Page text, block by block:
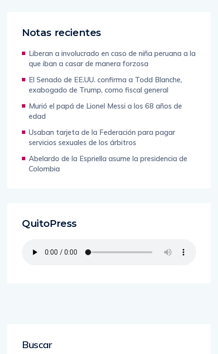
Notas recientes
Liberan a involucrado en caso de niña peruana a la
que iban a casar de manera forzosa
El Senado de EE.UU. confirma a Todd Blanche,
exabogado de Trump, como fiscal general
Murió el papá de Lionel Messi a los 68 años de
edad
Usaban tarjeta de la Federación para pagar
servicios sexuales de los árbitros
Abelardo de la Espriella asume la presidencia de
Colombia
QuitoPress
Buscar